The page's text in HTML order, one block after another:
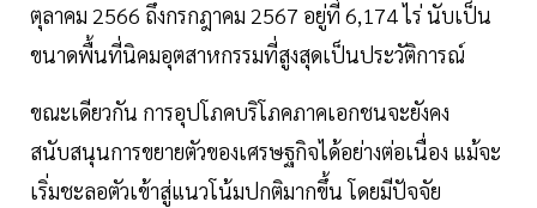
ตุลาคม 2566 ถึงกรกฎาคม 2567 อยู่ที่ 6,174 ไร่ นับเป็น
ขนาดพื้นที่นิคมอุตสาหกรรมที่สูงสุดเป็นประวัติการณ์
ขณะเดียวกัน การอุปโภคบริโภคภาคเอกชนจะยังคง
สนับสนุนการขยายตัวของเศรษฐกิจได้อย่างต่อเนื่อง แม้จะ
เริ่มชะลอตัวเข้าสู่แนวโน้มปกติมากขึ้น โดยมีปัจจัย